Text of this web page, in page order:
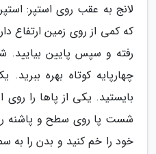
لانج به عقب روی استپر:
که کمی از روی زمین ارتفاع
رفته و سپس پایین بیایید.
چهارپایه کوتاه بهره
بایستید. یکی از پاها را
شست پا روی سطح و پاشنه رو
خود را خم کنید و بدن را